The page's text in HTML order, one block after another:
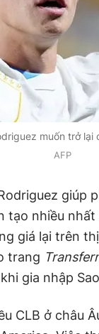
muốn trở lại
AFP
giúp
tạo nhiều
giá lại trên
trang
gia nhập
CLB ở châu